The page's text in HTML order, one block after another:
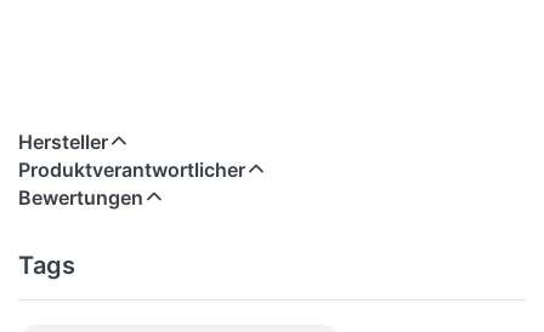
Hersteller
Produktverantwortlicher
Bewertungen
Tags